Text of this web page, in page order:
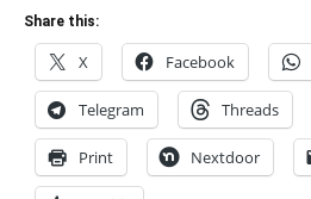
Share this:
X Facebook
Telegram Threads
Print Nextdoor